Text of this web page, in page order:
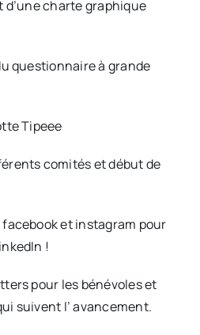
d’une charte graphique
questionnaire à grande
Tipeee
comités et début de
facebook et instagram pour
!
pour les bénévoles et
suivent l’ avancement.